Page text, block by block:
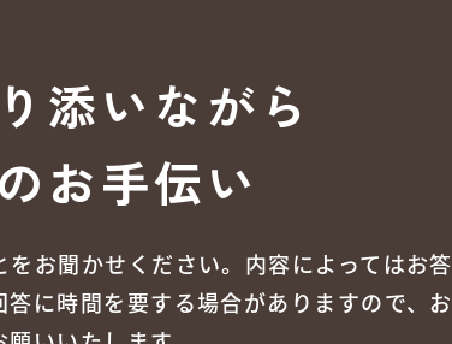
添いながら
お手伝い
お聞かせください。内容によってはお答
に時間を要する場合がありますので、お